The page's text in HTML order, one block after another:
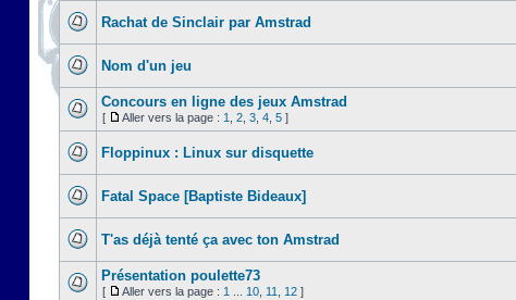
Rachat de Sinclair par Amstrad
Nom d'un jeu
Concours en ligne des jeux Amstrad
[ Aller vers la page : 1 2 3 4 5 ]
Floppinux : Linux sur disquette
Fatal Space [Baptiste Bideaux]
T'as déjà tenté ça avec ton Amstrad
Présentation poulette73
[ Aller vers la page : 1 10 11 12 ]